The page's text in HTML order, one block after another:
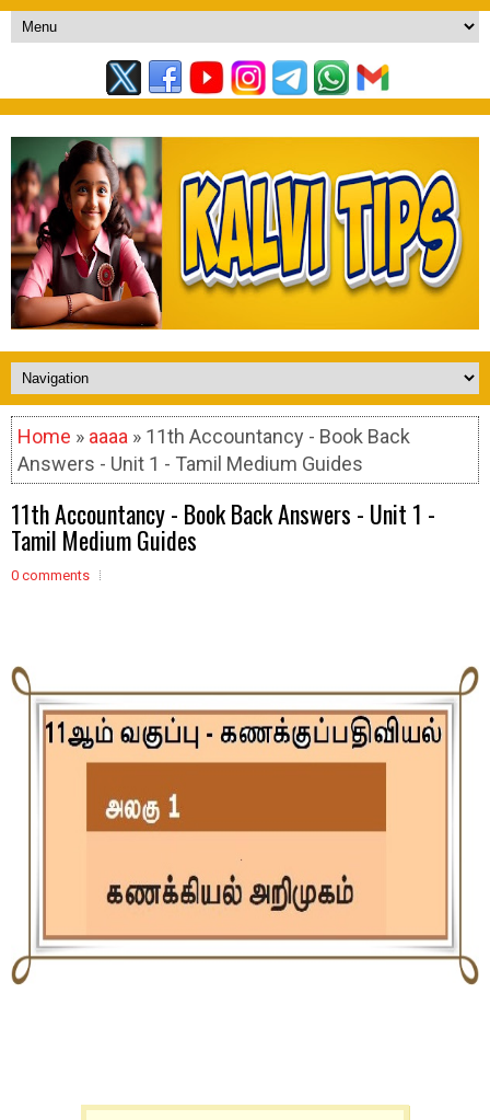
Home » aaaa » 11th Accountancy - Book Back
Answers - Unit 1 - Tamil Medium Guides
11th Accountancy - Book Back Answers - Unit 1 -
Tamil Medium Guides
0 comments